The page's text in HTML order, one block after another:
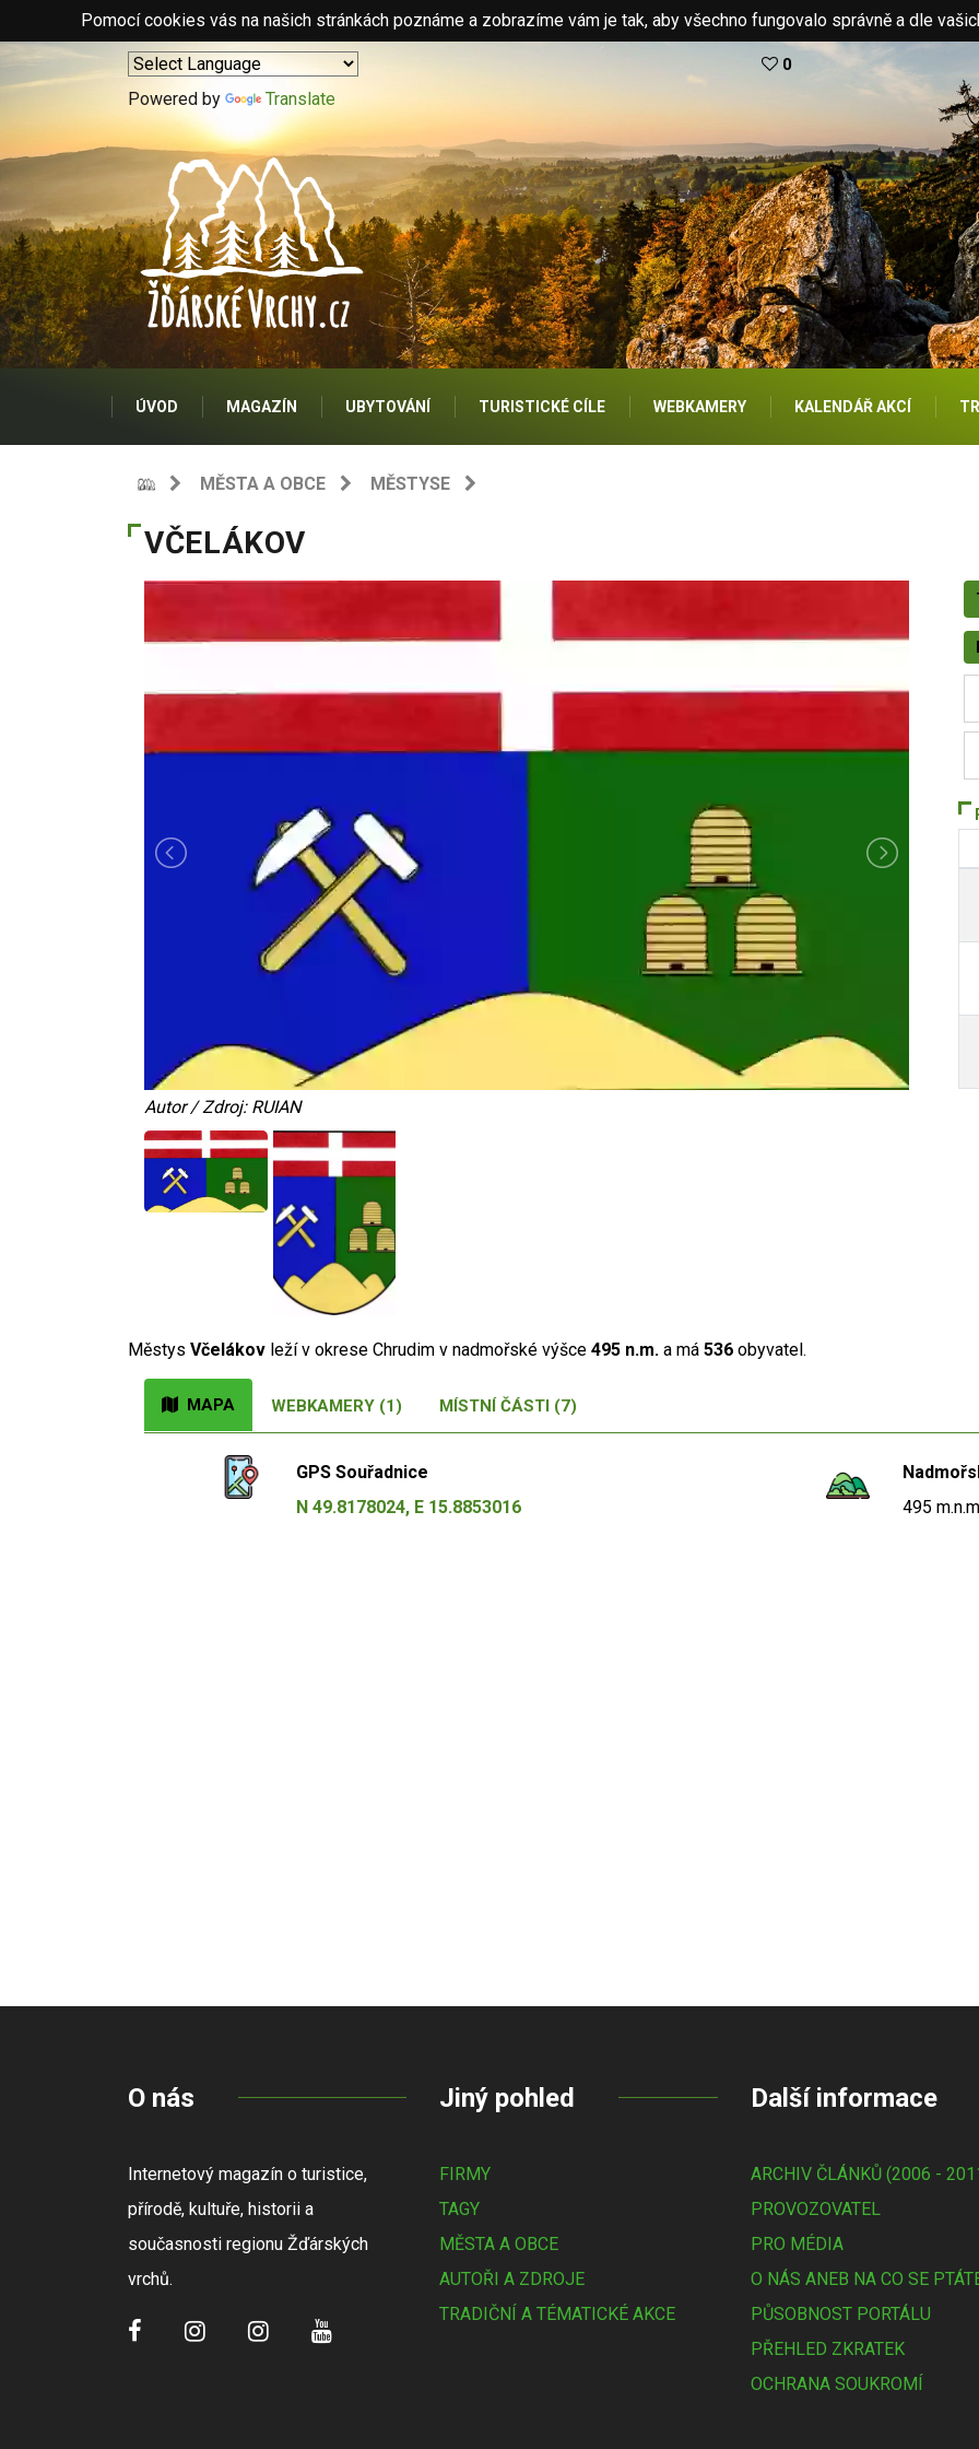
Pomocí cookies vás na našich stránkách poznáme a zobrazíme vám je tak, aby všechno fungovalo správně a dle
Powered by Translate
0
ÚVOD MAGAZÍN UBYTOVÁNÍ TURISTICKÉ CÍLE WEBKAMERY KALENDÁŘ AKCÍ
MĚSTA A OBCE MĚSTYSE
VČELÁKOV
Autor / Zdroj: RUIAN
Městys Včelákov leží v okrese Chrudim v nadmořské výšce 495 n.m. a má 536 obyvatel.
MAPA WEBKAMERY (1) MÍSTNÍ ČÁSTI (7)
GPS Souřadnice
N 49.8178024, E 15.8853016
495 m.n.m
O nás
Internetový magazín o turistice,
přírodě, kultuře, historii a
současnosti regionu Žďárských
vrchů.
Jiný pohled
FIRMY
TAGY
MĚSTA A OBCE
AUTOŘI A ZDROJE
TRADIČNÍ A TÉMATICKÉ AKCE
Další informace
ARCHIV ČLÁNKŮ (2006 -
PROVOZOVATEL
PRO MÉDIA
O NÁS ANEB NA CO SE
PŮSOBNOST PORTÁLU
PŘEHLED ZKRATEK
OCHRANA SOUKROMÍ